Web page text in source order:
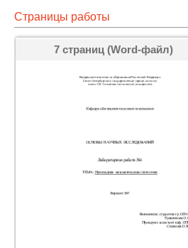
Страницы работы
7 страниц (Word-файл)